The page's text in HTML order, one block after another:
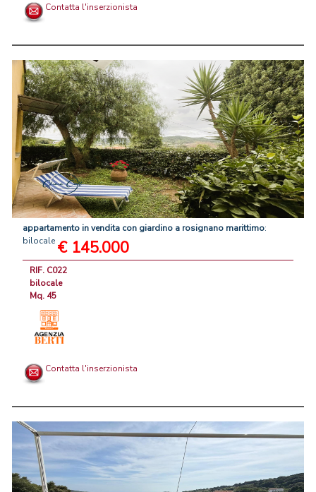
Contatta l'inserzionista
appartamento invendita con giardino a rosignano marittimo:
bilocale € 145.000
RIF. C022
bilocale
Mq. 45
Contatta l'inserzionista